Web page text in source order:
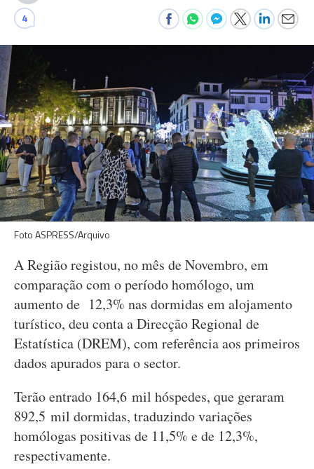
4
Foto ASPRESS/Arquivo
A Região registou, no mês de Novembro, em
comparação com o período homólogo, um
aumento de 12,3% nas dormidas em alojamento
turístico, deu conta a Direcção Regional de
Estatística (DREM), com referência aos primeiros
dados apurados para o sector.
Terão entrado 164,6 mil hóspedes, que geraram
892,5 mil dormidas, traduzindo variações
homólogas positivas de 11,5% e de 12,3%,
respectivamente.